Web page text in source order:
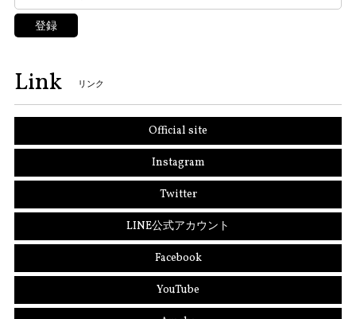
登録
Link リンク
Official site
Instagram
Twitter
LINE公式アカウント
Facebook
YouTube